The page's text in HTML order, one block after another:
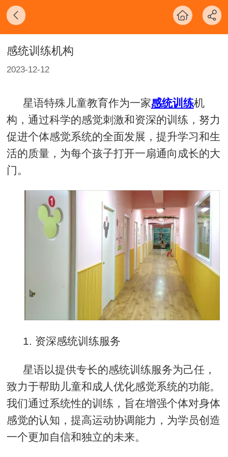
感统训练机构
2023-12-12
星语特殊儿童教育作为一家感统训练机
构，通过科学的感觉刺激和资深的训练，努力
促进个体感觉系统的全面发展，提升学习和生
活的质量，为每个孩子打开一扇通向成长的大
门。
1. 资深感统训练服务
星语以提供专长的感统训练服务为己任，
致力于帮助儿童和成人优化感觉系统的功能。
我们通过系统性的训练，旨在增强个体对身体
感觉的认知，提高运动协调能力，为学员创造
一个更加自信和独立的未来。